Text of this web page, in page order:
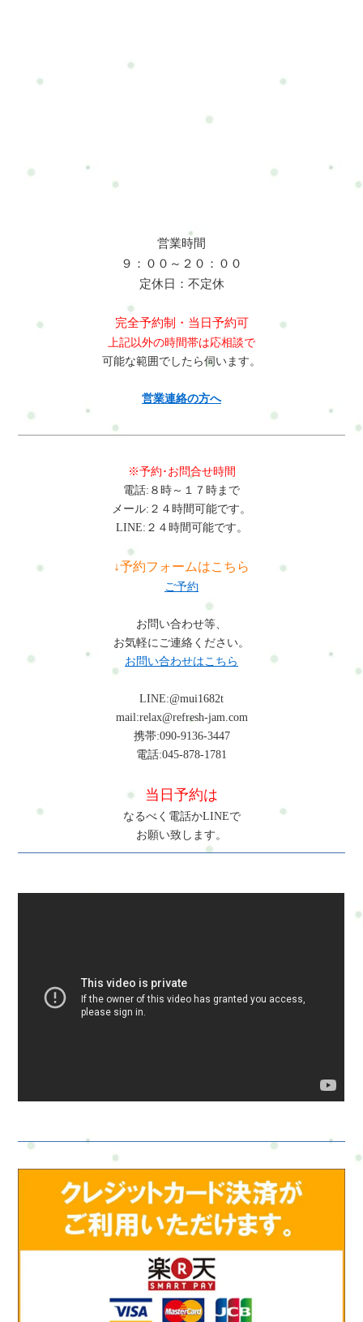
営業時間
９：００～２０：００
定休日：不定休
完全予約制・当日予約可
上記以外の時間帯は応相談で
可能な範囲でしたら伺います。
営業連絡の方へ
※予約･お問合せ時間
電話:８時～１７時まで
メール:２４時間可能です。
LINE:２４時間可能です。
↓予約フォームはこちら
ご予約
お問い合わせ等、
お気軽にご連絡ください。
お問い合わせはこちら
LINE:@mui1682t
mail:relax@refresh-jam.com
携帯:090-9136-3447
電話:045-878-1781
当日予約は
なるべく電話かLINEで
お願い致します。